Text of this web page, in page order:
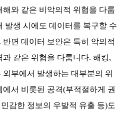
와 같은 비악의적 위협을 다룹
발생 시에도 데이터를 복구할 수
면 데이터 보안은 특히 악의적
같은 위협을 다룹니다. 해킹,
부에서 발생하는 대부분의 위
서 비롯된 공격(부적절하게 권
감한 정보의 우발적 유출 등)도